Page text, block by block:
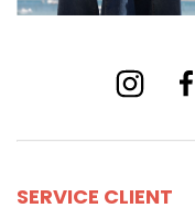
SERVICE CLIENT